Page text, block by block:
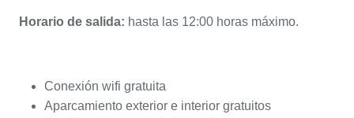
Horario de salida: hasta las 12:00 horas máximo.
Conexión wifi gratuita
Aparcamiento exterior e interior gratuitos